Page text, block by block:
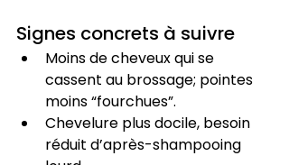
Signes concrets à suivre
Moins de cheveux qui se
cassent au brossage; pointes
moins “fourchues”.
Chevelure plus docile, besoin
réduit d’après-shampooing